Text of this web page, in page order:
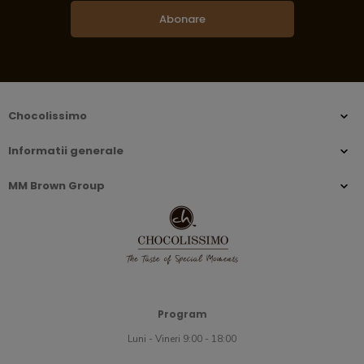
Abonare
Chocolissimo
Informatii generale
MM Brown Group
Program
Luni - Vineri 9:00 - 18:00